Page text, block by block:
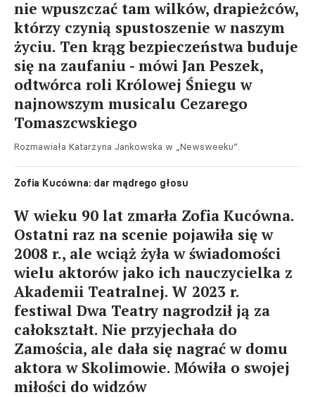
nie wpuszczać tam wilków, drapieżców,
którzy czynią spustoszenie w naszym
życiu. Ten krąg bezpieczeństwa buduje
się na zaufaniu - mówi Jan Peszek,
odtwórca roli Królowej Śniegu w
najnowszym musicalu Cezarego
Tomaszcwskiego
Rozmawiała Katarzyna Jankowska w „Newsweeku”.
Zofia Kucówna: dar mądrego głosu
W wieku 90 lat zmarła Zofia Kucówna.
Ostatni raz na scenie pojawiła się w
2008 r., ale wciąż żyła w świadomości
wielu aktorów jako ich nauczycielka z
Akademii Teatralnej. W 2023 r.
festiwal Dwa Teatry nagrodził ją za
całokształt. Nie przyjechała do
Zamościa, ale dała się nagrać w domu
aktora w Skolimowie. Mówiła o swojej
miłości do widzów